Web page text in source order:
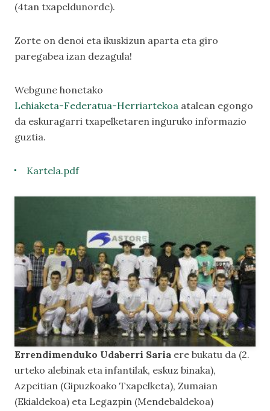
(4tan txapeldunorde).
Zorte on denoi eta ikuskizun aparta eta giro
paregabea izan dezagula!
Webgune honetako
Lehiaketa-Federatua-Herriartekoa atalean egongo
da eskuragarri txapelketaren inguruko informazio
guztia.
Kartela.pdf
Errendimenduko Udaberri Saria ere bukatu da (2.
urteko alebinak eta infantilak, eskuz binaka),
Azpeitian (Gipuzkoako Txapelketa), Zumaian
(Ekialdekoa) eta Legazpin (Mendebaldekoa)